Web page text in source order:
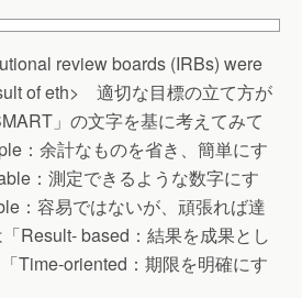
review boards (IRBs) were
of eth> 適切な目標の立て方が
」の文字を基に考えてみて
：余計なものを省き、簡単にす
：測定できるような数字にす
：容易ではないが、頑張れば達
Result- based：結果を成果とし
Time-oriented：期限を明確にす